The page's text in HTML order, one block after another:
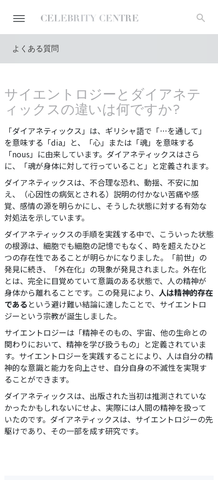
よくある質問
サイエントロジーとダイアネテ
ィックスの違いは何ですか?
「ダイアネティックス」は、ギリシャ語で「…を通して」
を意味する「dia」と、「心」または「魂」を意味する
「nous」に由来しています。 ダイアネティックスはさら
に、「魂が身体に対して行っていること」と定義されます。
ダイアネティックスは、不合理な恐れ、動揺、不安に加
え、（心因性の病気とされる）説明の付かない苦痛や感
覚、感情の源を明らかにし、そうした状態に対する有効な
対処法を示しています。
ダイアネティックスの手順を実践する中で、こういった状態
の根源は、細胞でも細胞の記憶でもなく、時を超えたひと
つの存在性であることが明らかになりました。「前世」の
発見に続き、「外在化」の現象が発見されました。外在化
とは、完全に目覚めていて意識のある状態で、人の精神が
身体から離れることです。 この発見により、 人は精神的存在
である という避け難い結論に達したことで、サイエントロ
ジーという宗教が誕生しました。
サイエントロジーは「精神そのもの、宇宙、他の生命との
関わりにおいて、精神を学び扱うもの」と定義されていま
す。サイエントロジーを実践することにより、人は自分の精
神的な意識と能力を向上させ、自分自身の不滅性を実現す
ることができます。
ダイアネティックスは、出版された当初は推測されていな
かったかもしれないにせよ、実際には人間の精神を扱って
いたのです。ダイアネティックスは、サイエントロジーの先
駆けであり、その一部を成す研究です。